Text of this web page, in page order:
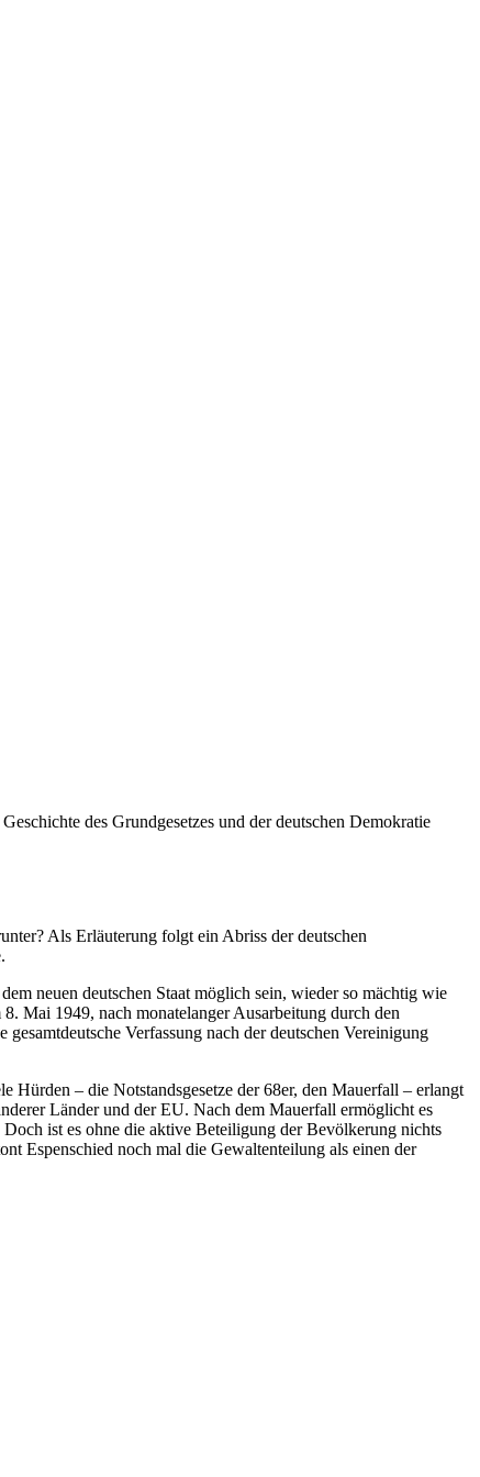
des Grundgesetzes und der deutschen Demokratie
Als Erläuterung folgt ein Abriss der deutschen
neuen deutschen Staat möglich sein, wieder so mächtig wie
Mai 1949, nach monatelanger Ausarbeitung durch den
Verfassung nach der deutschen Vereinigung
Hürden – die Notstandsgesetze der 68er, den Mauerfall – erlangt
Länder und der EU. Nach dem Mauerfall ermöglicht es
ist es ohne die aktive Beteiligung der Bevölkerung nichts
Espenschied noch mal die Gewaltenteilung als einen der